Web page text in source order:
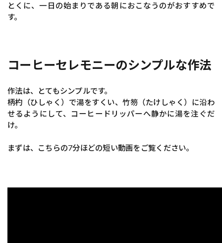
とくに、一日の始まりである朝におこなうのがおすすめで
す。
コーヒーセレモニーのシンプルな作法
作法は、とてもシンプルです。
柄杓（ひしゃく）で湯をすくい、竹笏（たけしゃく）に沿わ
せるようにして、コーヒードリッパーへ静かに湯を注ぐだ
け。
まずは、こちらの7分ほどの短い動画をご覧ください。